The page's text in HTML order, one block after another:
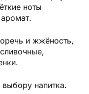
ноты
и жжёность,
напитка.